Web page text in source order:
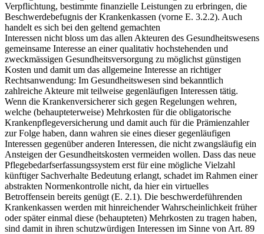
Verpflichtung, bestimmte finanzielle Leistungen zu erbringen, die
Beschwerdebefugnis der Krankenkassen (vorne E. 3.2.2). Auch
handelt es sich bei den geltend gemachten
Interessen nicht bloss um das allen Akteuren des Gesundheitswesens
gemeinsame Interesse an einer qualitativ hochstehenden und
zweckmässigen Gesundheitsversorgung zu möglichst günstigen
Kosten und damit um das allgemeine Interesse an richtiger
Rechtsanwendung: Im Gesundheitswesen sind bekanntlich
zahlreiche Akteure mit teilweise gegenläufigen Interessen tätig.
Wenn die Krankenversicherer sich gegen Regelungen wehren,
welche (behaupteterweise) Mehrkosten für die obligatorische
Krankenpflegeversicherung und damit auch für die Prämienzahler
zur Folge haben, dann wahren sie eines dieser gegenläufigen
Interessen gegenüber anderen Interessen, die nicht zwangsläufig ein
Ansteigen der Gesundheitskosten vermeiden wollen. Dass das neue
Pflegebedarfserfassungssystem erst für eine mögliche Vielzahl
künftiger Sachverhalte Bedeutung erlangt, schadet im Rahmen einer
abstrakten Normenkontrolle nicht, da hier ein virtuelles
Betroffensein bereits genügt (E. 2.1). Die beschwerdeführenden
Krankenkassen werden mit hinreichender Wahrscheinlichkeit früher
oder später einmal diese (behaupteten) Mehrkosten zu tragen haben,
sind damit in ihren schutzwürdigen Interessen im Sinne von Art. 89